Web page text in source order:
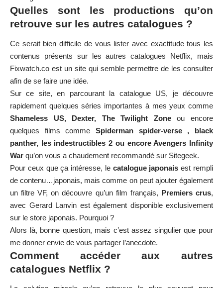
Quelles sont les productions qu’on
retrouve sur les autres catalogues ?
Ce serait bien difficile de vous lister avec exactitude tous les
contenus présents sur les autres catalogues Netflix, mais
Fixwatch.co est un site qui semble permettre de les consulter
afin de se faire une idée.
Sur ce site, en parcourant la catalogue US, je découvre
rapidement quelques séries importantes à mes yeux comme
Shameless US, Dexter, The Twilight Zoneou encore
quelques films comme Spiderman spider-verse, black
panther, les indestructibles 2 ou encoreAvengers Infinity
War qu’on vous a chaudement recommandé sur Sitegeek.
Pour ceux que ça intéresse, le catalogue japonais est rempli
de contenu…japonais, mais comme on peut ajouter également
un filtre VF, on découvre qu’un film français, Premiers crus,
avec Gerard Lanvin est également disponible exclusivement
sur le store japonais. Pourquoi ?
Alors là, bonne question, mais c’est assez singulier que pour
me donner envie de vous partager l’anecdote.
Comment accéder aux autres
catalogues Netflix ?